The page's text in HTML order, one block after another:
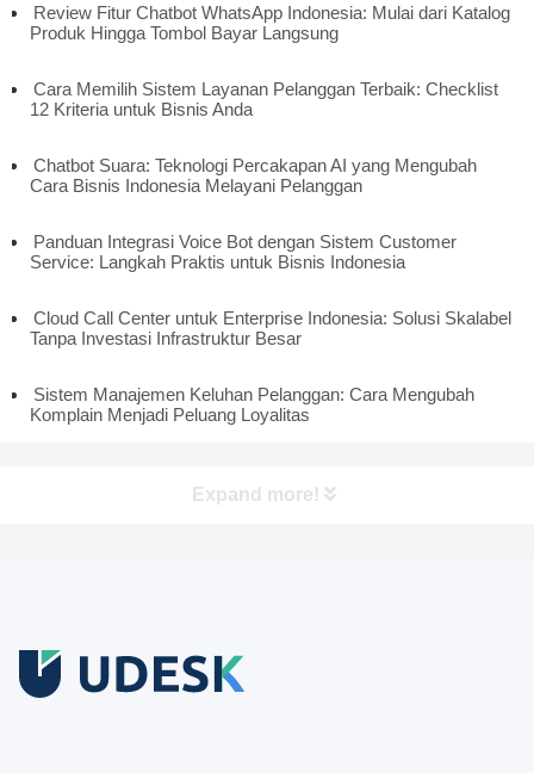
Review Fitur Chatbot WhatsApp Indonesia: Mulai dari Katalog
Produk Hingga Tombol Bayar Langsung
Cara Memilih Sistem Layanan Pelanggan Terbaik: Checklist
12 Kriteria untuk Bisnis Anda
Chatbot Suara: Teknologi Percakapan AI yang Mengubah
Cara Bisnis Indonesia Melayani Pelanggan
Panduan Integrasi Voice Bot dengan Sistem Customer
Service: Langkah Praktis untuk Bisnis Indonesia
Cloud Call Center untuk Enterprise Indonesia: Solusi Skalabel
Tanpa Investasi Infrastruktur Besar
Sistem Manajemen Keluhan Pelanggan: Cara Mengubah
Komplain Menjadi Peluang Loyalitas
Expand more!